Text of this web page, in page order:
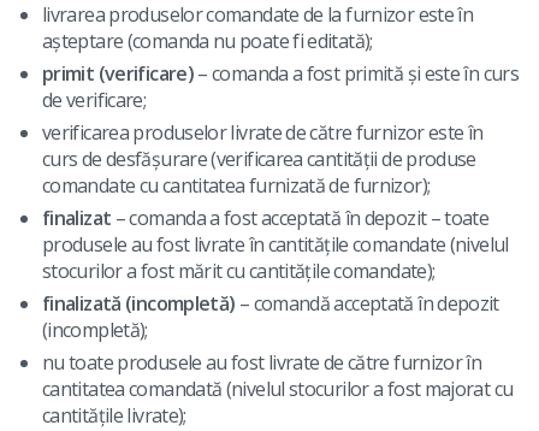
livrarea produselor comandate de la furnizor este în
așteptare (comanda nu poate fi editată);
primit (verificare)– comanda a fost primită și este în curs
de verificare;
verificarea produselor livrate de către furnizor este în
curs de desfășurare (verificarea cantității de produse
comandate cu cantitatea furnizată de furnizor);
finalizat – comanda a fost acceptată în depozit – toate
produsele au fost livrate în cantitățile comandate (nivelul
stocurilor a fost mărit cu cantitățile comandate);
finalizată (incompletă) – comandă acceptată în depozit
(incompletă);
nu toate produsele au fost livrate de către furnizor în
cantitatea comandată (nivelul stocurilor a fost majorat cu
cantitățile livrate);